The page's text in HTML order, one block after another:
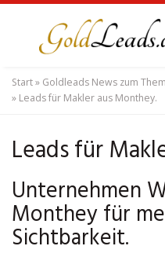
content
Start» Goldleads News zum
» Leads für Makler aus Monthey.
Leads für
Unternehmen
Monthey für
Sichtbarkeit.